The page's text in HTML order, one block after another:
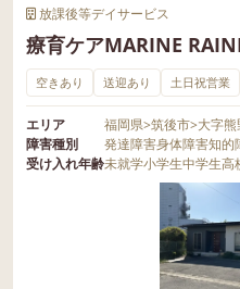
放課後等デイサービス
療育ケアMARINE
空きあり 送迎あり 土日祝営業
エリア 福岡県>筑後市>大字熊
障害種別
発達障害身体障害知的
受け入れ年齢未就学小学生中学生高